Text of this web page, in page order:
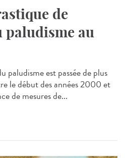
de
paludisme au
paludisme est passée de plus
le début des années 2000 et
de mesures de...